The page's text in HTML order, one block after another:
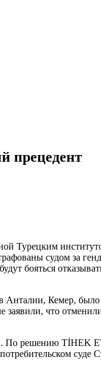
прецедент
Турецким
судом за
бояться
Анталии, Кемер,
что
По решению TİHEK
суде